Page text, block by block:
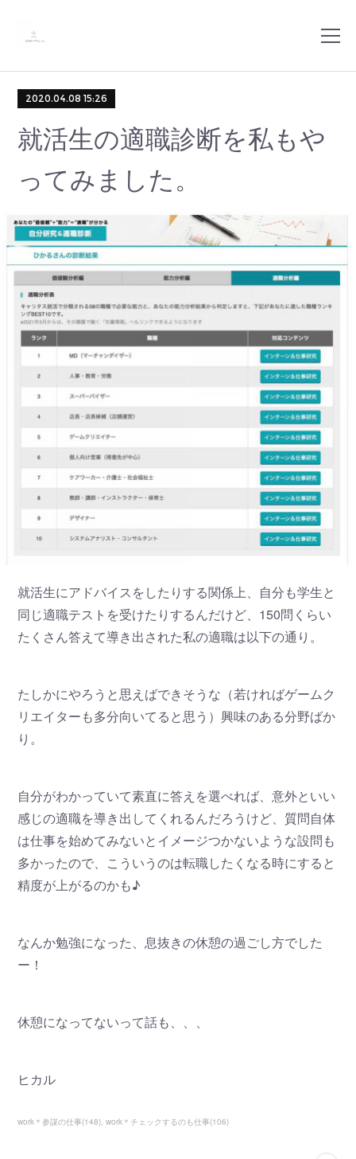
2020.04.08 15:26
就活生の適職診断を私もや
ってみました。
就活生にアドバイスをしたりする関係上、自分も学生と
同じ適職テストを受けたりするんだけど、150問くらい
たくさん答えて導き出された私の適職は以下の通り。
たしかにやろうと思えばできそうな（若ければゲームク
リエイターも多分向いてると思う）興味のある分野ばか
り。
自分がわかっていて素直に答えを選べれば、意外といい
感じの適職を導き出してくれるんだろうけど、質問自体
は仕事を始めてみないとイメージつかないような設問も
多かったので、こういうのは転職したくなる時にすると
精度が上がるのかも♪
なんか勉強になった、息抜きの休憩の過ごし方でした
ー！
休憩になってないって話も、、、
ヒカル
work＊参謀の仕事(148) work＊チェックするのも仕事(106)